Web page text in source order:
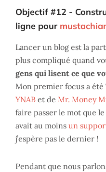
Objectif #12 -
ligne pour
Lancer un blog est la
plus compliqué quand
gens qui lisent ce que
Mon premier focus a
YNAB et de Mr. Money
faire passer le mot que
avait au moins un
j’espère pas le dernier !
Pendant que nous